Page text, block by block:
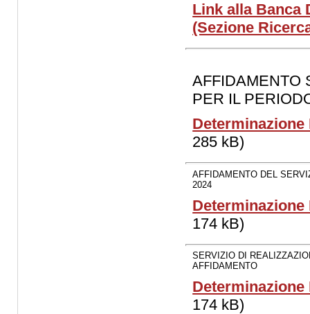
Link alla Banca
(Sezione
AFFIDAMENTO
PER IL
Determinazione
285 kB)
AFFIDAMENTO DEL
2024
Determinazione
174 kB)
SERVIZIO DI
AFFIDAMENTO
Determinazione
174 kB)